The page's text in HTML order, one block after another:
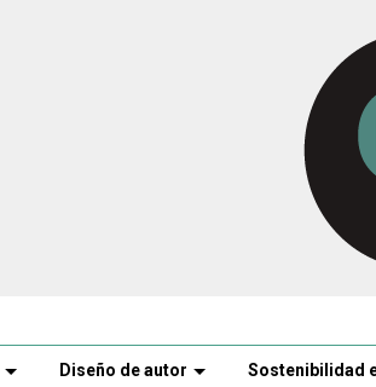
Diseño de autor Sostenibilidad